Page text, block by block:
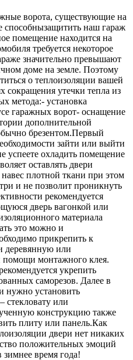
ворота, существующие на
способнызащитить наш гараж
помещение находится на
требуется некоторое
значительно превышают
доме на земле. Поэтому
о теплоизоляции вашей
сокращения утечки тепла из
метода:- установка
гаражных ворот- оснащение
дополнительной
брезентом.Первый
зайти или выйти
успеете охладить помещение
оставлять двери
плотной ткани при этом
и не позволит проникнуть
рекомендуется
дверь вагонкой или
материала
это можно и
прикрепить к
деревянную или
помощи монтажного клея.
укрепить
саморезов. Далее в
нужно установить
стекловату или
конструкцию также
плиту или панель.Как
двери нет никаких
положительных эмоций
зимнее время года!